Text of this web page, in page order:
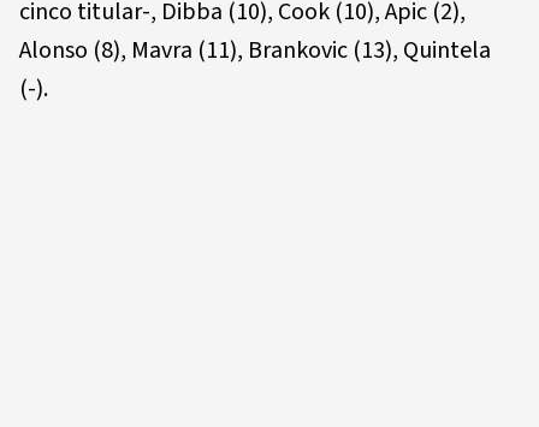
cinco titular-, Dibba (10), Cook (10), Apic (2),
Alonso (8), Mavra (11), Brankovic (13), Quintela
(-).